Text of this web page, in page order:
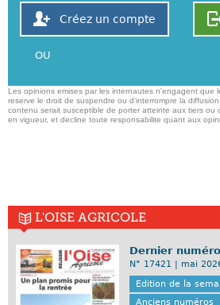
Créez un compte
OU
Les opinions emises par les internautes n'engagent que
reserve le droit de suspendre ou d'interrompre la
contenu serait susceptible de porter atteinte aux tiers ou
en vigueur, et decline toute responsabilite quant aux
L'OISE AGRICOLE
Dernier numéro
N° 17421 | mai
Edition de la
Anciens numéros